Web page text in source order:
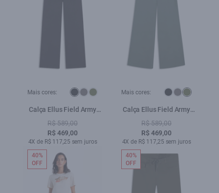
Mais cores:
Calça Ellus Field Army
Wide Leg Preto
R$ 589,00
R$ 469,00
4X de R$ 117,25 sem juros
Mais cores:
Calça Ellus Field Army
Wide Leg Verde Militar
R$ 589,00
R$ 469,00
4X de R$ 117,25 sem juros
40%
OFF
40%
OFF